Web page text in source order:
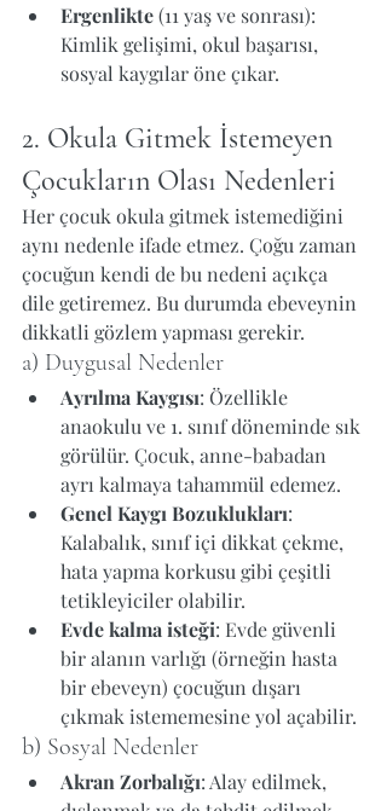
Ergenlikte (11 yaş ve sonrası):
Kimlik gelişimi, okul başarısı,
sosyal kaygılar öne çıkar.
2. Okula Gitmek İstemeyen
Çocukların Olası Nedenleri
Her çocuk okula gitmek istemediğini
aynı nedenle ifade etmez. Çoğu zaman
çocuğun kendi de bu nedeni açıkça
dile getiremez. Bu durumda ebeveynin
dikkatli gözlem yapması gerekir.
a) Duygusal Nedenler
Ayrılma Kaygısı: Özellikle
anaokulu ve 1. sınıf döneminde sık
görülür. Çocuk, anne-babadan
ayrı kalmaya tahammül edemez.
Genel Kaygı Bozuklukları:
Kalabalık, sınıf içi dikkat çekme,
hata yapma korkusu gibi çeşitli
tetikleyiciler olabilir.
Evde kalma isteği: Evde güvenli
bir alanın varlığı (örneğin hasta
bir ebeveyn) çocuğun dışarı
çıkmak istememesine yol açabilir.
b) Sosyal Nedenler
Akran Zorbalığı: Alay edilmek,